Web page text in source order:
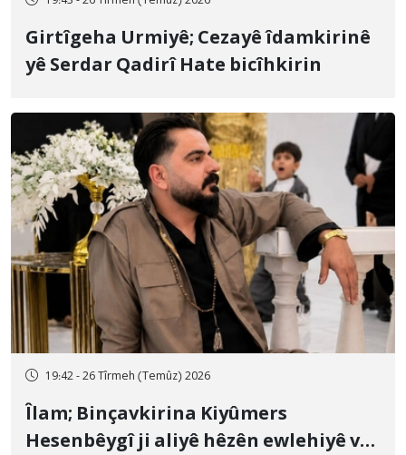
Girtîgeha Urmiyê; Cezayê îdamkirinê
yê Serdar Qadirî Hate bicîhkirin
19:42 - 26 Tîrmeh (Temûz) 2026
Îlam; Binçavkirina Kiyûmers
Hesenbêygî ji aliyê hêzên ewlehiyê ve